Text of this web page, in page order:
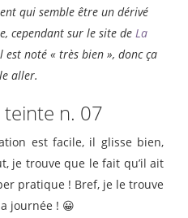
qui semble être un dérivé
cependant sur le site de La
noté « très bien », donc ça
aller.
teinte n. 07
est facile, il glisse bien,
je trouve que le fait qu’il ait
pratique ! Bref, je le trouve
journée ! 😀